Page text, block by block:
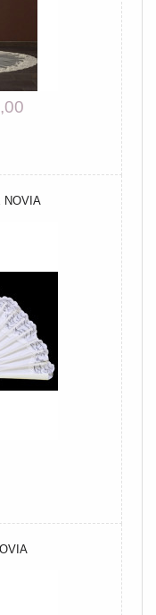
NOVIA